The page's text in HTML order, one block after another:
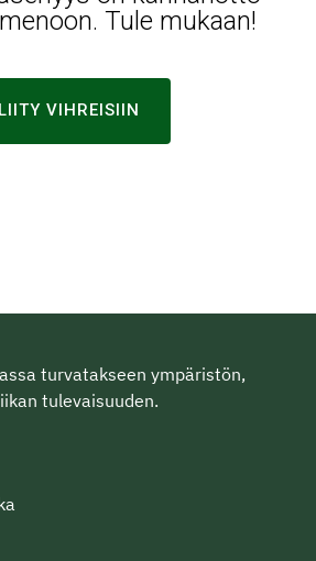
Tule mukaan!
LIITY VIHREISIIN
turvatakseen ympäristön,
tulevaisuuden.